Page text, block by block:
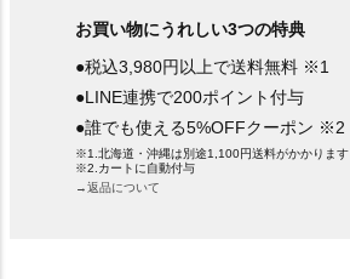
お買い物にうれしい3つの特典
●税込3,980円以上で送料無料 ※1
●LINE連携で200ポイント付与
●誰でも使える5%OFFクーポン ※2
※1.北海道・沖縄は別途1,100円送料がかかります
※2.カートに自動付与
→返品について